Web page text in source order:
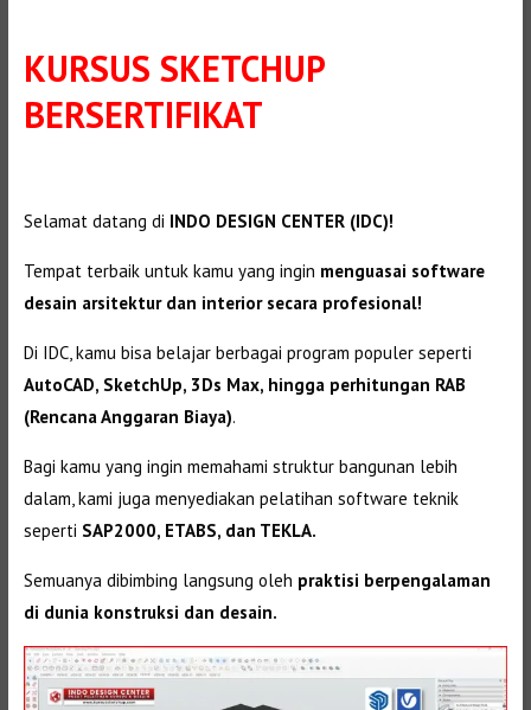
KURSUS SKETCHUP
BERSERTIFIKAT
Selamat datang di INDO DESIGN CENTER (IDC)!
Tempat terbaik untuk kamu yang ingin menguasai software
desain arsitektur dan interior secara profesional!
Di IDC, kamu bisa belajar berbagai program populer seperti
AutoCAD, SketchUp, 3Ds Max, hingga perhitungan RAB
(Rencana Anggaran Biaya).
Bagi kamu yang ingin memahami struktur bangunan lebih
dalam, kami juga menyediakan pelatihan software teknik
seperti SAP2000, ETABS, dan TEKLA.
Semuanya dibimbing langsung oleh praktisi berpengalaman
di dunia konstruksi dan desain.